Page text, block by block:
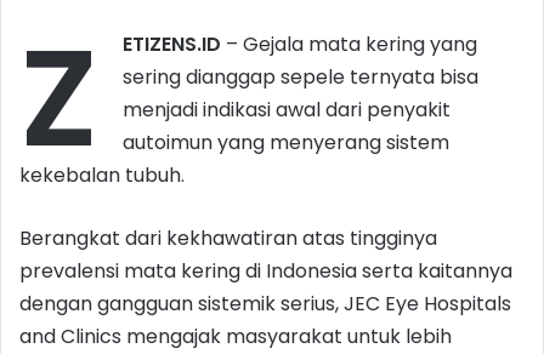
Z ETIZENS.ID – Gejala mata kering yang
sering dianggap sepele ternyata bisa
menjadi indikasi awal dari penyakit
autoimun yang menyerang sistem
kekebalan tubuh.
Berangkat dari kekhawatiran atas tingginya
prevalensi mata kering di Indonesia serta kaitannya
dengan gangguan sistemik serius, JEC Eye Hospitals
and Clinics mengajak masyarakat untuk lebih